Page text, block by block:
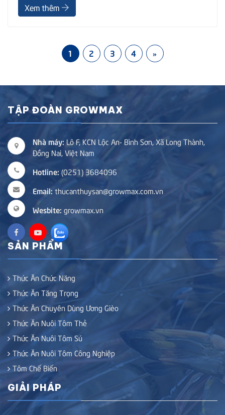
Xem thêm
1 2 3 4 »
TẬP ĐOÀN GROWMAX
Nhà máy: Lô F, KCN Lộc An- Bình Sơn, Xã Long Thành,
Đồng Nai, Việt Nam
Hotline: (0251) 3684096
Email: thucanthuysan@growmax.com.vn
Wesbite: growmax.vn
SẢN PHẨM
Thức Ăn Chức Năng
Thức Ăn Tăng Trọng
Thức Ăn Chuyên Dùng Ương Gièo
Thức Ăn Nuôi Tôm Thẻ
Thức Ăn Nuôi Tôm Sú
Thức Ăn Nuôi Tôm Công Nghiệp
Tôm Chế Biến
GIẢI PHÁP